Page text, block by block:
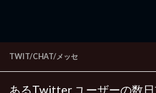
TWIT/CHAT/メッセ
あるTwitter ユーザーの数